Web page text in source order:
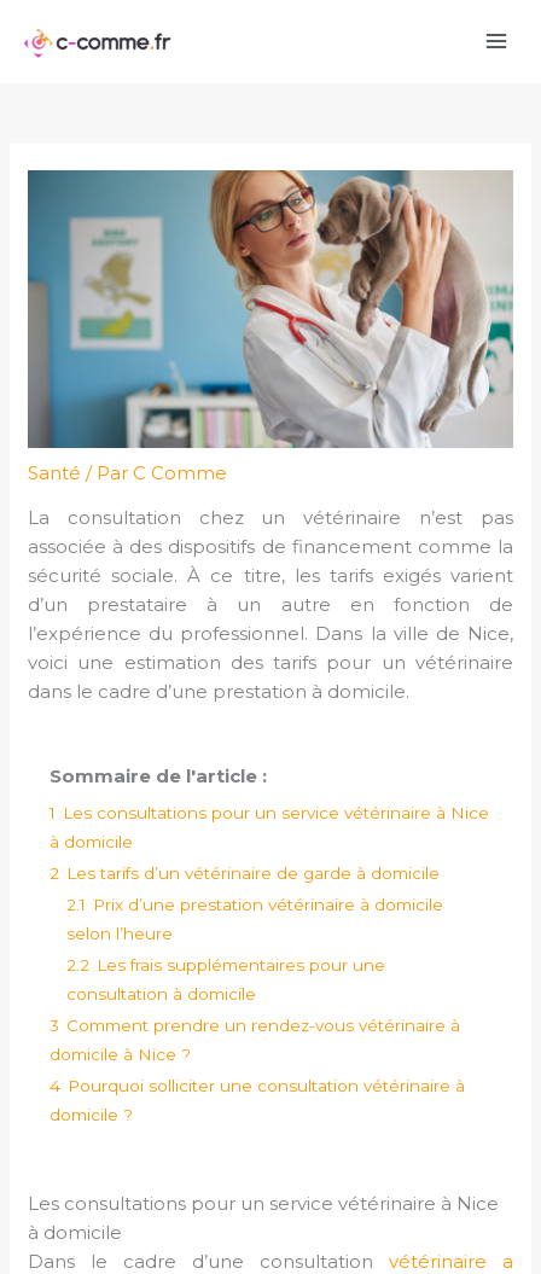
Santé / ParC Comme
La consultation chez un vétérinaire n’est pas
associée à des dispositifs de financement comme la
sécurité sociale. À ce titre, les tarifs exigés varient
d’un prestataire à un autre en fonction de
l’expérience du professionnel. Dans la ville de Nice,
voici une estimation des tarifs pour un vétérinaire
dans le cadre d’une prestation à domicile.
Sommaire de l'article :
1
Les consultations pour un service vétérinaire à Nice
à domicile
2 Les tarifs d’un vétérinaire de garde à domicile
2.1
Prix d’une prestation vétérinaire à domicile
selon l’heure
2.2 Les frais supplémentaires pour une
consultation à domicile
3 Comment prendre un rendez-vous vétérinaire à
domicile à Nice ?
4 Pourquoi solliciter une consultation vétérinaire à
domicile ?
Les consultations pour un service vétérinaire à Nice
à domicile
Dans le cadre d’une consultation vétérinaire a